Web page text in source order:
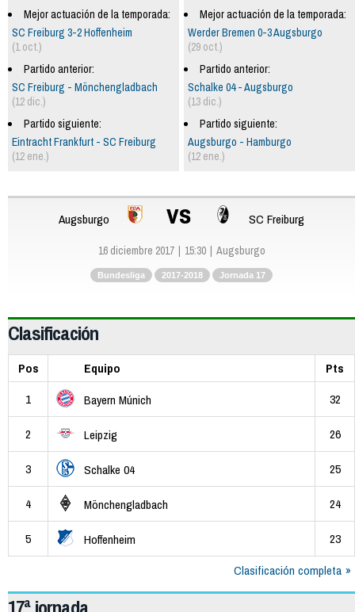
Mejor actuación de la temporada:
Werder Bremen 0-3 Augsburgo
(29 oct.)
Partido anterior:
Schalke 04 - Augsburgo
(13 dic.)
Partido siguiente:
Augsburgo - Hamburgo
(12 ene.)
Mejor actuación de la temporada:
SC Freiburg 3-2 Hoffenheim
(1 oct.)
Partido anterior:
SC Freiburg - Mönchengladbach
(12 dic.)
Partido siguiente:
Eintracht Frankfurt - SC Freiburg
(12 ene.)
Augsburgo vs SC Freiburg
16 diciembre 2017 15:30 Augsburgo
Bundesliga 2017-2018 Jornada 17
Clasificación
Pos Equipo
Pts
1
Bayern Múnich 32
2 Leipzig 26
3 Schalke 04 25
4 Mönchengladbach 24
5 Hoffenheim
23
Clasificación completa